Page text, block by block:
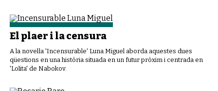
El plaer i la censura
A la novel·la 'Incensurable' Luna Miguel aborda aquestes dues
qüestions en una història situada en un futur pròxim i centrada en
'Lolita' de Nabokov.